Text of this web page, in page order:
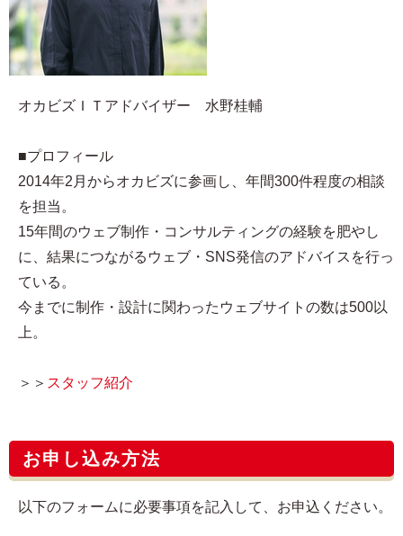
オカビズＩＴアドバイザー 水野桂輔
■プロフィール
2014年2月からオカビズに参画し、年間300件程度の相談
を担当。
15年間のウェブ制作・コンサルティングの経験を肥やし
に、結果につながるウェブ・SNS発信のアドバイスを行っ
ている。
今までに制作・設計に関わったウェブサイトの数は500以
上。
＞＞ スタッフ紹介
お申し込み方法
以下のフォームに必要事項を記入して、お申込ください。